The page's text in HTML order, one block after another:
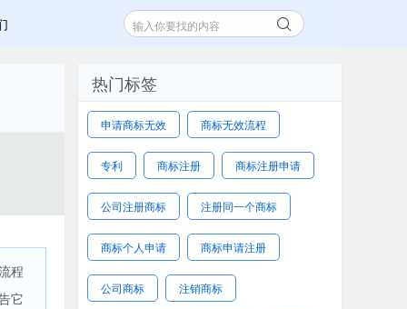
程
它
热门标签
申请商标无效 商标无效流程
专利 商标注册 商标注册申请
公司注册商标 注册同一个商标
商标个人申请 商标申请注册
公司商标 注销商标